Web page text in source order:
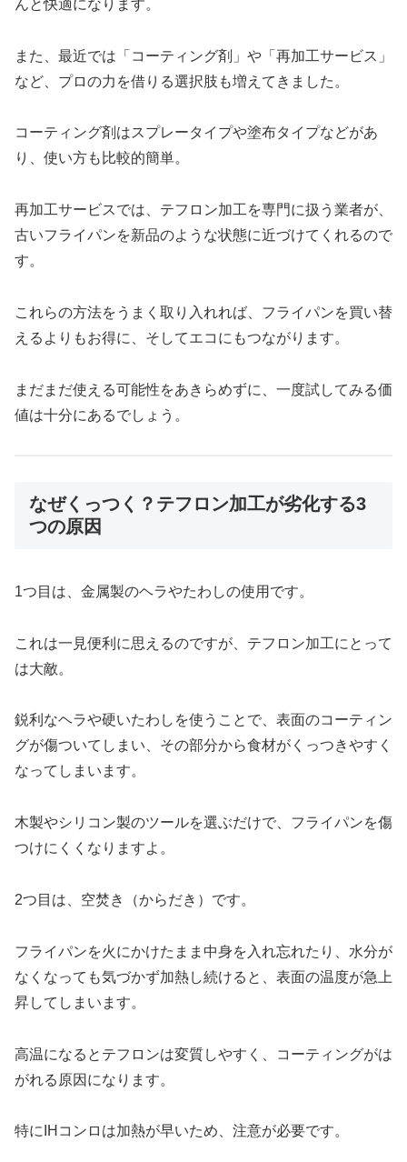
んと快適になります。
また、最近では「コーティング剤」や「再加工サービス」
など、プロの力を借りる選択肢も増えてきました。
コーティング剤はスプレータイプや塗布タイプなどがあ
り、使い方も比較的簡単。
再加工サービスでは、テフロン加工を専門に扱う業者が、
古いフライパンを新品のような状態に近づけてくれるので
す。
これらの方法をうまく取り入れれば、フライパンを買い替
えるよりもお得に、そしてエコにもつながります。
まだまだ使える可能性をあきらめずに、一度試してみる価
値は十分にあるでしょう。
なぜくっつく？テフロン加工が劣化する3
つの原因
1つ目は、金属製のヘラやたわしの使用です。
これは一見便利に思えるのですが、テフロン加工にとって
は大敵。
鋭利なヘラや硬いたわしを使うことで、表面のコーティン
グが傷ついてしまい、その部分から食材がくっつきやすく
なってしまいます。
木製やシリコン製のツールを選ぶだけで、フライパンを傷
つけにくくなりますよ。
2つ目は、空焚き（からだき）です。
フライパンを火にかけたまま中身を入れ忘れたり、水分が
なくなっても気づかず加熱し続けると、表面の温度が急上
昇してしまいます。
高温になるとテフロンは変質しやすく、コーティングがは
がれる原因になります。
特にIHコンロは加熱が早いため、注意が必要です。